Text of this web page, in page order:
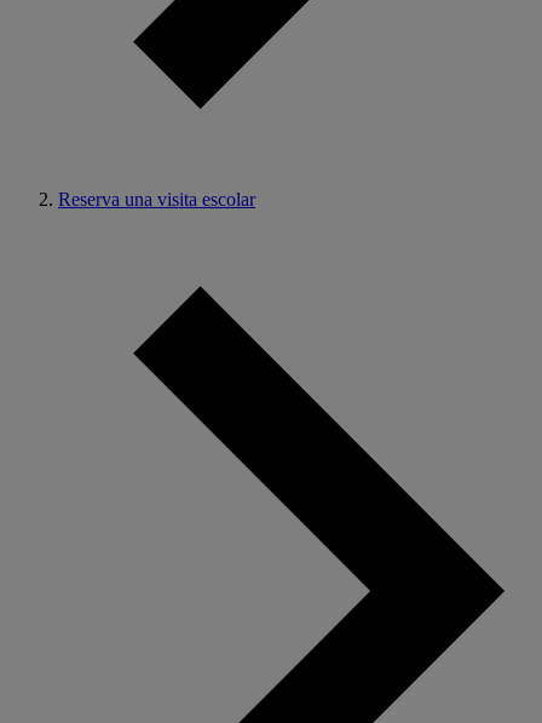
Reserva una visita escolar